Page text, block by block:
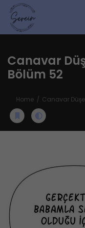
Canavar
Bölüm 52
Home Canavar